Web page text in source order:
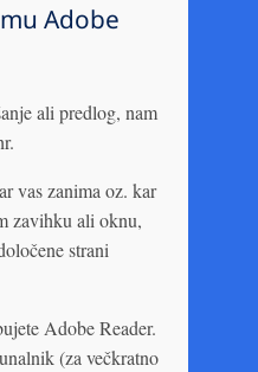
Adobe
ali predlog, nam
vas zanima oz. kar
zavihku ali oknu,
strani
Adobe Reader.
(za večkratno